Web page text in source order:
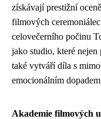
získávají prestižní
filmových
celovečerního počinu
jako studio, které nejen
také vytváří díla s
emocionálním
Akademie filmových